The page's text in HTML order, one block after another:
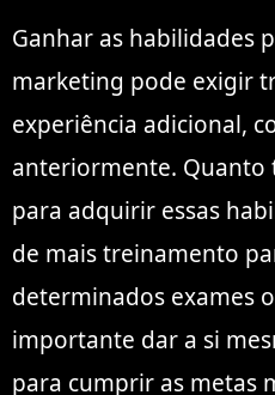
Ganhar as habilidades
marketing pode exigir
experiência adicional,
anteriormente. Quanto
para adquirir essas
de mais treinamento
determinados exames
importante dar a si
para cumprir as metas